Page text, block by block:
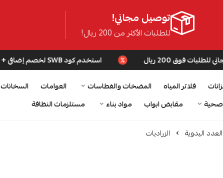
توصيل مجاني!
للطلبات الأكثر من 200 ريال!
استخدم كود SWB لخصم إضافي + شحن مجاني للطلبات فوق 200 ريال
فلاتر المياه المضخات والغطاسات العوامات السخانات
صحية مقابض ابواب مواد بناء مستلزمات النظافة
العدد اليدوية الزراديات